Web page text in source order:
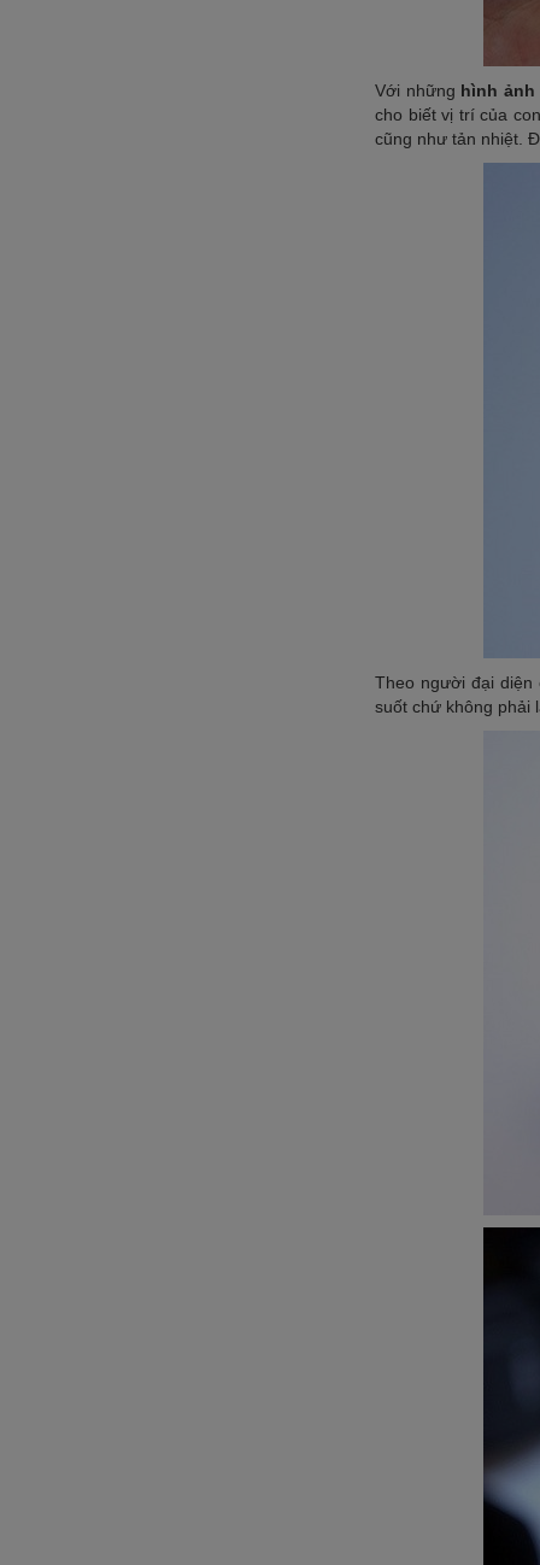
Với những hình ảnh
cho biết vị trí của
cũng như tản nhiệt.
Theo người đại diện
suốt chứ không phải